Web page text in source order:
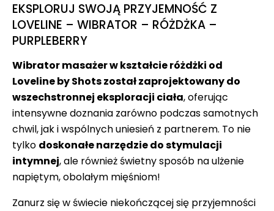
EKSPLORUJ SWOJĄ PRZYJEMNOŚĆ Z
LOVELINE – WIBRATOR – RÓŻDŻKA –
PURPLEBERRY
Wibrator masażer w kształcie różdżki od
Loveline by Shots został zaprojektowany do
wszechstronnej eksploracji ciała, oferując
intensywne doznania zarówno podczas samotnych
chwil, jak i wspólnych uniesień z partnerem. To nie
tylko doskonałe narzędzie do stymulacji
intymnej, ale również świetny sposób na ulżenie
napiętym, obolałym mięśniom!
Zanurz się w świecie niekończącej się przyjemności